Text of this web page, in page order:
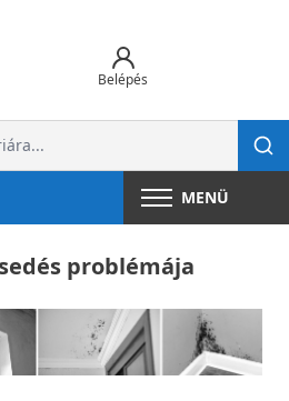
Belépés
MENÜ
problémája